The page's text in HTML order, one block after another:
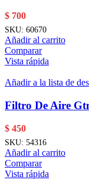
$ 700
SKU: 60670
Añadir al carrito
Comparar
Vista rápida
Añadir a la lista de
Filtro De Aire
$ 450
SKU: 54316
Añadir al carrito
Comparar
Vista rápida